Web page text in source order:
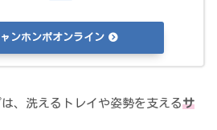
ンホンポオンライン
、洗えるトレイや姿勢を支えるサ